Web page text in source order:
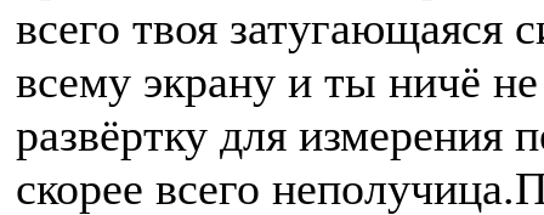
всего твоя затугающаяся
всему экрану и ты ничё
развёртку для измерения
скорее всего